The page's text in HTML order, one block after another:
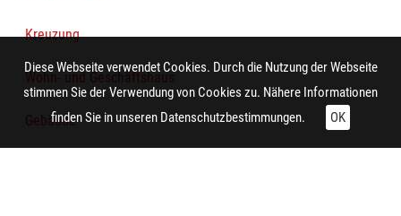
Kreuzung
Wohn- und Geschäftshaus
Gebäude
Diese Webseite verwendet Cookies. Durch die Nutzung der Webseite
stimmen Sie der Verwendung von Cookies zu. Nähere Informationen
finden Sie in unseren Datenschutzbestimmungen. OK